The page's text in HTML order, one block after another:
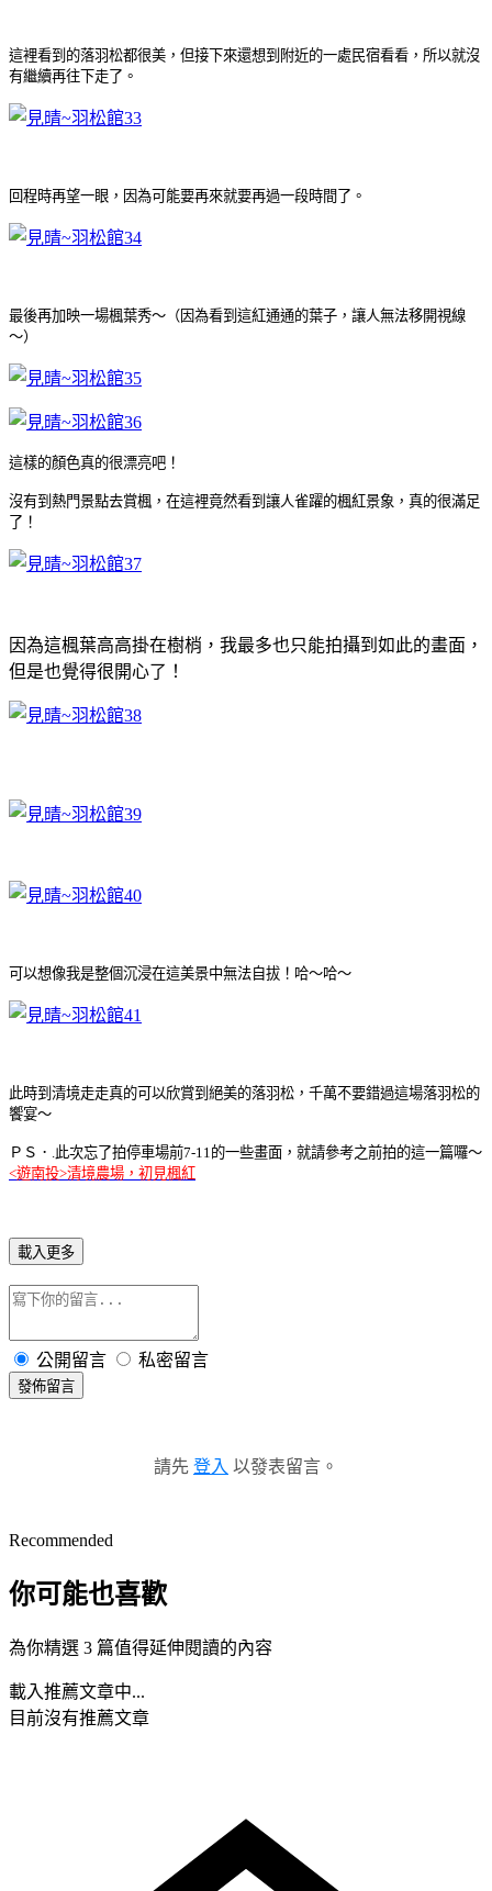
這裡看到的落羽松都很美，但接下來還想到附近的一處民宿看看，所以就沒
有繼續再往下走了 。
回程時再望一眼，因為可能要再來就要再過一段時間了 。
最後再加映一場楓葉秀～（因為看到這紅通通的葉子，讓人無法移開視線
～）
這樣的顏色真的很漂亮吧！
沒有到熱門景點去賞楓，在這裡竟然看到讓人雀躍的楓紅景象，真的很滿足
了！
因為這楓葉高高掛在樹梢，我最多也只能拍攝到如此的畫面，
但是也覺得很開心了！
可以想像我是整個沉浸在這美景中無法自拔！哈～哈～
此時到清境走走真的可以欣賞到絕美的落羽松，千萬不要錯過這場落羽松的
饗宴～
ＰＳ．.此次忘了拍停車場前7-11的一些畫面，就請參考之前拍的這一篇囉～
<遊南投>清境農場，初見楓紅
載入更多
公開留言 私密留言
發佈留言
請先 登入 以發表留言。
Recommended
你可能也喜歡
為你精選 3 篇值得延伸閱讀的內容
載入推薦文章中...
目前沒有推薦文章